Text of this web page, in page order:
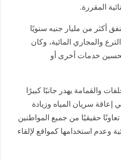
المقررة.
أكثر من مليار جنيه سنويًا
والمجاري المائية، وكان
خدمات أخرى أو
والقمامة يهدر جانبًا كبيرًا
سريان المياه وزيادة
حقيقيًا من جميع المواطنين
وعدم استخدامها كمواقع لإلقاء